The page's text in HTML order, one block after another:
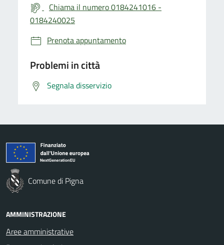
Chiama il numero 0184241016 -
0184240025
Prenota appuntamento
Problemi in città
Segnala disservizio
Comune di Pigna
AMMINISTRAZIONE
Aree amministrative